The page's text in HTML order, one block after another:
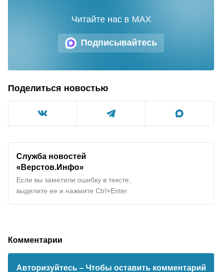
Подписывайтесь
Читайте нас в MAX
Поделиться новостью
Служба новостей
«Верстов.Инфо»
Если вы заметили ошибку в тексте,
выделите ее и нажмите Ctrl+Enter
Комментарии
Авторизуйтесь – Чтобы оставить комментарий